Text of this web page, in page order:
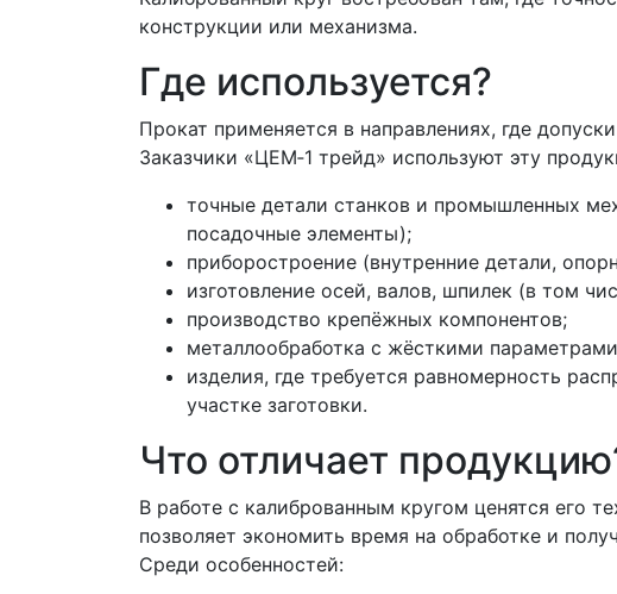
конструкции или механизма.
Где используется?
Прокат применяется в направлениях, где
Заказчики «ЦЕМ‑1 трейд» используют эту
точные детали станков и промышленных
посадочные элементы);
приборостроение (внутренние детали,
изготовление осей, валов, шпилек (в том
производство крепёжных компонентов;
металлообработка с жёсткими
изделия, где требуется равномерность
участке заготовки.
Что отличает
В работе с калиброванным кругом ценятся его
позволяет экономить время на обработке и
Среди особенностей: